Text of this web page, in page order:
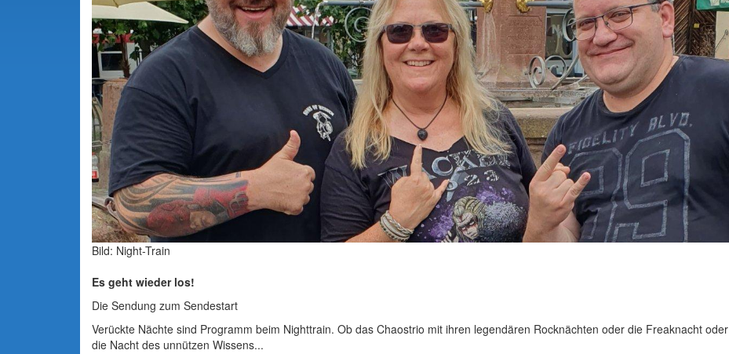
Bild: Night-Train
Es geht wieder los!
Die Sendung zum Sendestart
Verückte Nächte sind Programm beim Nighttrain. Ob das Chaostrio mit ihren legendären Rocknächten oder die Freaknacht oder
die Nacht des unnützen Wissens...